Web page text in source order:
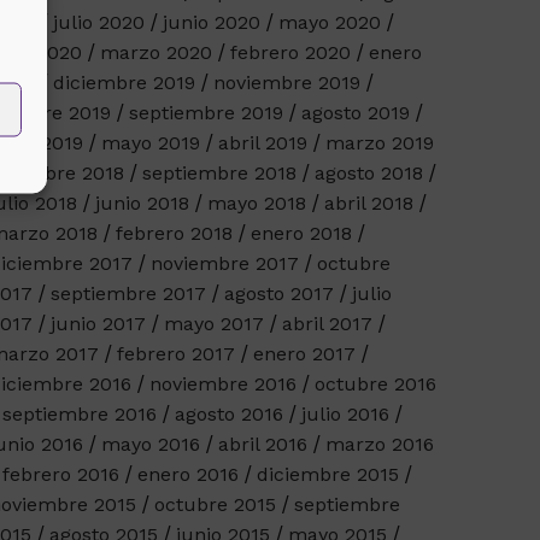
julio 2020 junio 2020
mayo 2020
abril 2020
marzo 2020 febrero 2020
enero
diciembre 2019
noviembre 2019
octubre 2019
septiembre 2019
agosto 2019
2019
mayo 2019 abril 2019
marzo 2019
octubre 2018
septiembre 2018
agosto 2018
2018
junio 2018 mayo 2018
abril 2018
2018
febrero 2018
enero 2018
2017
noviembre 2017
octubre
septiembre 2017 agosto 2017
julio
junio 2017 mayo 2017
abril 2017
2017
febrero 2017
enero 2017
2016
noviembre 2016
octubre 2016
septiembre 2016
agosto 2016
julio 2016
2016
mayo 2016 abril 2016
marzo 2016
febrero 2016
enero 2016
diciembre 2015
2015
octubre 2015
septiembre
agosto 2015 junio 2015
mayo 2015